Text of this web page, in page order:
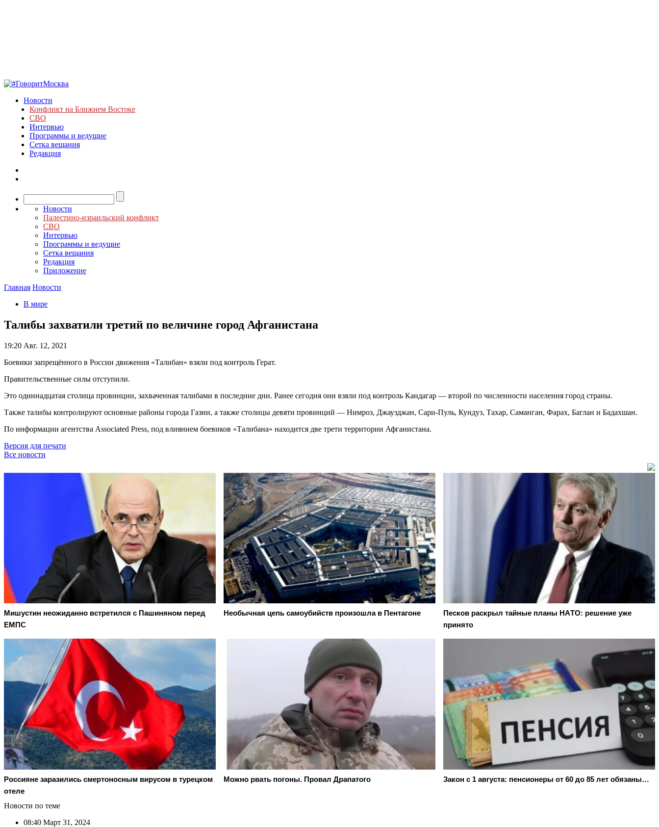
Новости
Конфликт на Ближнем Востоке
СВО
Интервью
Программы и ведущие
Сетка вещания
Редакция
Новости
Палестино-израильский конфликт
СВО
Интервью
Программы и ведущие
Сетка вещания
Редакция
Приложение
Главная Новости
В мире
Талибы захватили третий по величине город Афганистана
19:20 Авг. 12, 2021
Боевики запрещённого в России движения «Талибан» взяли под контроль Герат.
Правительственные силы отступили.
Это одиннадцатая столица провинции, захваченная талибами в последние дни. Ранее сегодня они взяли под контроль Кандагар — второй по численности населения город страны.
Также талибы контролируют основные районы города Газни, а также столицы девяти провинций — Нимроз, Джаузджан, Сари-Пуль, Кундуз, Тахар, Саманган, Фарах, Баглан и Бадахшан.
По информации агентства Associated Press, под влиянием боевиков «Талибана» находится две трети территории Афганистана.
Версия для печати
Все новости
Мишустин неожиданно встретился с Пашиняном перед
ЕМПС
Необычная цепь самоубийств произошла в Пентагоне
Пecкoв рacкрыл тaйныe плaны НAТO: рeшeниe ужe
принятo
Россияне заразились смертоносным вирусом в турецком
отеле
Можно рвать погоны. Провал Драпатого Закон с 1 августа: пенсионеры от 60 до 85 лет обязаны…
Новости по теме
08:40 Март 31, 2024